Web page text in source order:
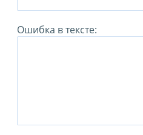
Ошибка в тексте: